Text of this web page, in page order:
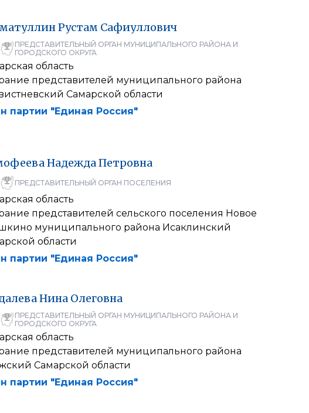
Рустам Сафиуллович
ПРЕДСТАВИТЕЛЬНЫЙ ОРГАН МУНИЦИПАЛЬНОГО РАЙОНА И
ГОРОДСКОГО ОКРУГА
область
представителей муниципального района
Самарской области
партии "Единая Россия"
НадеждаПетровна
ПРЕДСТАВИТЕЛЬНЫЙ ОРГАН ПОСЕЛЕНИЯ
область
представителей сельского поселения Новое
муниципального района Исаклинский
области
партии "Единая Россия"
Нина Олеговна
ПРЕДСТАВИТЕЛЬНЫЙ ОРГАН МУНИЦИПАЛЬНОГО РАЙОНА И
ГОРОДСКОГО ОКРУГА
область
представителей муниципального района
Самарской области
партии "Единая Россия"